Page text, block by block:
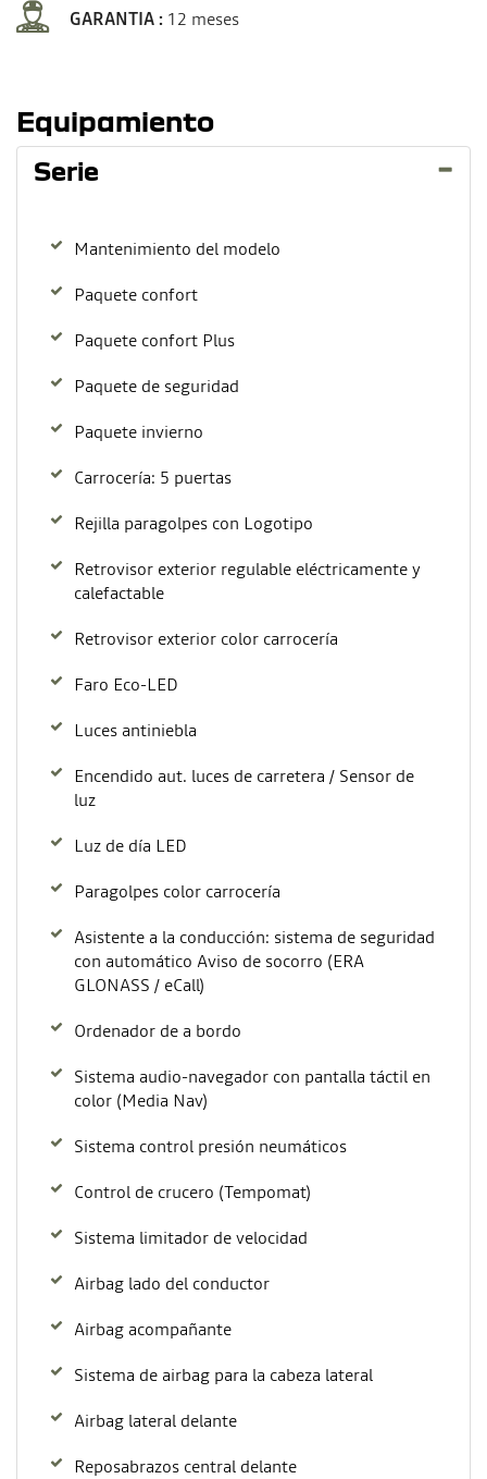
GARANTIA : 12 meses
Equipamiento
Serie
Mantenimiento del modelo
Paquete confort
Paquete confort Plus
Paquete de seguridad
Paquete invierno
Carrocería: 5 puertas
Rejilla paragolpes con Logotipo
Retrovisor exterior regulable eléctricamente y
calefactable
Retrovisor exterior color carrocería
Faro Eco-LED
Luces antiniebla
Encendido aut. luces de carretera / Sensor de
luz
Luz de día LED
Paragolpes color carrocería
Asistente a la conducción: sistema de seguridad
con automático Aviso de socorro (ERA
GLONASS / eCall)
Ordenador de a bordo
Sistema audio-navegador con pantalla táctil en
color (Media Nav)
Sistema control presión neumáticos
Control de crucero (Tempomat)
Sistema limitador de velocidad
Airbag lado del conductor
Airbag acompañante
Sistema de airbag para la cabeza lateral
Airbag lateral delante
Reposabrazos central delante